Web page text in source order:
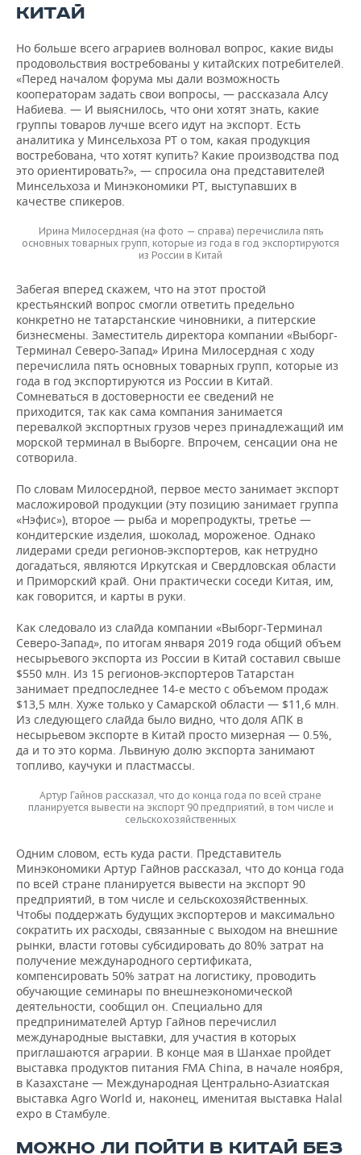
КИТАЙ
Но больше всего аграриев волновал вопрос, какие виды
продовольствия востребованы у китайских потребителей.
«Перед началом форума мы дали возможность
кооператорам задать свои вопросы, — рассказала Алсу
Набиева. — И выяснилось, что они хотят знать, какие
группы товаров лучше всего идут на экспорт. Есть
аналитика у Минсельхоза РТ о том, какая продукция
востребована, что хотят купить? Какие производства под
это ориентировать?», — спросила она представителей
Минсельхоза и Минэкономики РТ, выступавших в
качестве спикеров.
Ирина Милосердная (на фото — справа) перечислила пять
основных товарных групп, которые из года в год экспортируются
из России в Китай
Забегая вперед скажем, что на этот простой
крестьянский вопрос смогли ответить предельно
конкретно не татарстанские чиновники, а питерские
бизнесмены. Заместитель директора компании «Выборг-
Терминал Северо-Запад» Ирина Милосердная с ходу
перечислила пять основных товарных групп, которые из
года в год экспортируются из России в Китай.
Сомневаться в достоверности ее сведений не
приходится, так как сама компания занимается
перевалкой экспортных грузов через принадлежащий им
морской терминал в Выборге. Впрочем, сенсации она не
сотворила.
По словам Милосердной, первое место занимает экспорт
масложировой продукции (эту позицию занимает группа
«Нэфис»), второе — рыба и морепродукты, третье —
кондитерские изделия, шоколад, мороженое. Однако
лидерами среди регионов-экспортеров, как нетрудно
догадаться, являются Иркутская и Свердловская области
и Приморский край. Они практически соседи Китая, им,
как говорится, и карты в руки.
Как следовало из слайда компании «Выборг-Терминал
Северо-Запад», по итогам января 2019 года общий объем
несырьевого экспорта из России в Китай составил свыше
$550 млн. Из 15 регионов-экспортеров Татарстан
занимает предпоследнее 14-е место с объемом продаж
$13,5 млн. Хуже только у Самарской области — $11,6 млн.
Из следующего слайда было видно, что доля АПК в
несырьевом экспорте в Китай просто мизерная — 0.5%,
да и то это корма. Львиную долю экспорта занимают
топливо, каучуки и пластмассы.
Артур Гайнов рассказал, что до конца года по всей стране
планируется вывести на экспорт 90 предприятий, в том числе и
сельскохозяйственных
Одним словом, есть куда расти. Представитель
Минэкономики Артур Гайнов рассказал, что до конца года
по всей стране планируется вывести на экспорт 90
предприятий, в том числе и сельскохозяйственных.
Чтобы поддержать будущих экспортеров и максимально
сократить их расходы, связанные с выходом на внешние
рынки, власти готовы субсидировать до 80% затрат на
получение международного сертификата,
компенсировать 50% затрат на логистику, проводить
обучающие семинары по внешнеэкономической
деятельности, сообщил он. Специально для
предпринимателей Артур Гайнов перечислил
международные выставки, для участия в которых
приглашаются аграрии. В конце мая в Шанхае пройдет
выставка продуктов питания FMA China, в начале ноября,
в Казахстане — Международная Центрально-Азиатская
выставка Agro World и, наконец, именитая выставка Halal
expo в Стамбуле.
МОЖНО ЛИ ПОЙТИ В КИТАЙ БЕЗ